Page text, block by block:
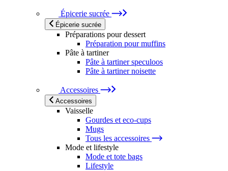
Épicerie sucrée
Épicerie sucrée
Préparations pour dessert
Préparation pour muffins
Pâte à tartiner
Pâte à tartiner speculoos
Pâte à tartiner noisette
Accessoires
Accessoires
Vaisselle
Gourdes et eco-cups
Mugs
Tous les accessoires
Mode et lifestyle
Mode et tote bags
Lifestyle